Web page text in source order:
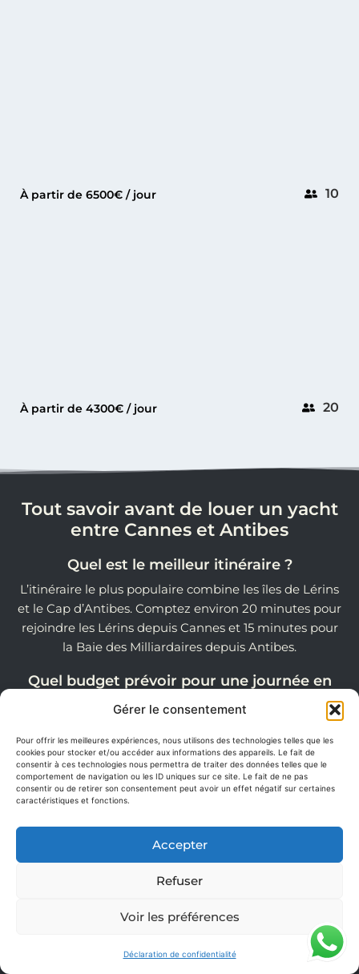
Gérer le consentement
Pour offrir les meilleures expériences, nous utilisons des technologies telles que les
cookies pour stocker et/ou accéder aux informations des appareils. Le fait de
consentir à ces technologies nous permettra de traiter des données telles que le
comportement de navigation ou les ID uniques sur ce site. Le fait de ne pas
consentir ou de retirer son consentement peut avoir un effet négatif sur certaines
caractéristiques et fonctions.
Accepter
Refuser
Voir les préférences
Déclaration de confidentialité
À partir de 6500€ / jour 10
GALATHEA 65ANTIBES
À partir de 4300€ / jour 20
Tout savoir avant de louer un yacht
entre Cannes et Antibes
Quel est le meilleur itinéraire ?
L’itinéraire le plus populaire combine les îles de Lérins
et le Cap d’Antibes. Comptez environ 20 minutes pour
rejoindre les Lérins depuis Cannes et 15 minutes pour
la Baie des Milliardaires depuis Antibes.
Quel budget prévoir pour une journée en
généralement entre 900 € et 3 500 € + fuel. Tous nos
yachts incluent un skipper professionnel.
D’où peut-on embarquer ?
ou Antibes. Nous pouvons également organiser un
même journée ?
Oui. C’est même l’un des programmes les plus
demandés car il permet de profiter des deux plus